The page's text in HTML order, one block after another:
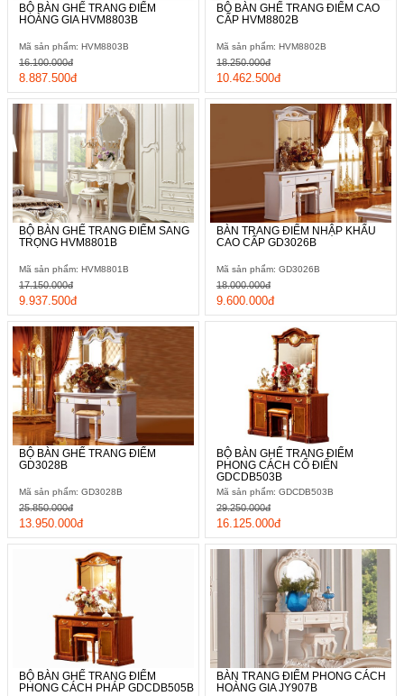
BỘ BÀN GHẾ TRANG ĐIỂM
HOÀNG GIA HVM8803B
Mã sản phẩm: HVM8803B
8.887.500đ
16.100.000đ
BỘ BÀN GHẾ TRANG ĐIỂM CAO
CẤP HVM8802B
Mã sản phẩm: HVM8802B
10.462.500đ
18.250.000đ
BỘ BÀN GHẾ TRANG ĐIỂM SANG
TRỌNG HVM8801B
Mã sản phẩm: HVM8801B
9.937.500đ
17.150.000đ
BÀN TRANG ĐIỂM NHẬP KHẨU
CAO CẤP GD3026B
Mã sản phẩm: GD3026B
9.600.000đ
18.000.000đ
BỘ BÀN GHẾ TRANG ĐIỂM
GD3028B
Mã sản phẩm: GD3028B
13.950.000đ
25.850.000đ
BỘ BÀN GHẾ TRANG ĐIỂM
PHONG CÁCH CỔ ĐIỂN
GDCDB503B
Mã sản phẩm: GDCDB503B
16.125.000đ
29.250.000đ
BỘ BÀN GHẾ TRANG ĐIỂM
PHONG CÁCH PHÁP GDCDB505B
BÀN TRANG ĐIỂM PHONG CÁCH
HOÀNG GIA JY907B